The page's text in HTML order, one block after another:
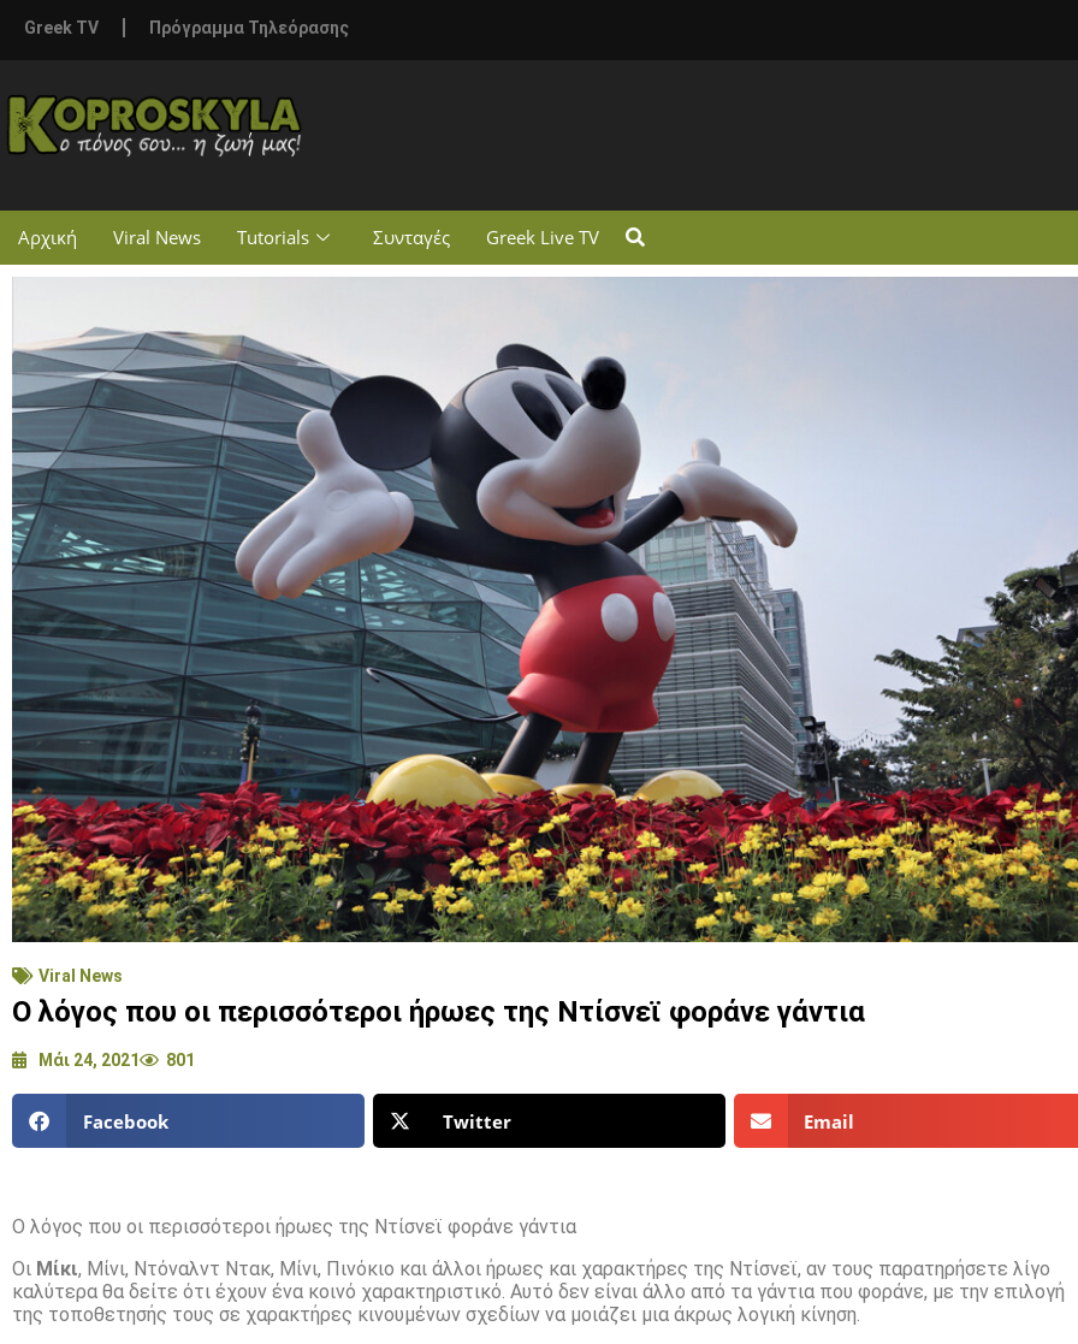
Greek TV Πρόγραμμα Τηλεόρασης
Αρχική Viral News Tutorials Συνταγές Greek Live TV
Viral News
Ο λόγος που οι περισσότεροι ήρωες της Ντίσνεϊ φοράνε γάντια
Μάι 24, 2021 801
Facebook Twitter Email
Ο λόγος που οι περισσότεροι ήρωες της Ντίσνεϊ φοράνε γάντια
Οι Μίκι, Μίνι, Ντόναλντ Ντακ, Μίνι, Πινόκιο και άλλοι ήρωες και χαρακτήρες της Ντίσνεϊ, αν τους παρατηρήσετε λίγο
καλύτερα θα δείτε ότι έχουν ένα κοινό χαρακτηριστικό. Αυτό δεν είναι άλλο από τα γάντια που φοράνε, με την επιλογή
της τοποθετησής τους σε χαρακτήρες κινουμένων σχεδίων να μοιάζει μια άκρως λογική κίνηση.